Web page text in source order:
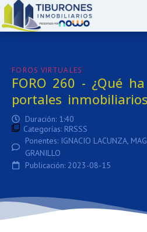
FOROS VIRTUALES:
FORO 260 - ¿Qué
portales
Duración: 1:40
Categorías: RRSSS
Ponentes: IGNACIO LACUNZA,
GRANILLO
Publicación: 2023-08-15